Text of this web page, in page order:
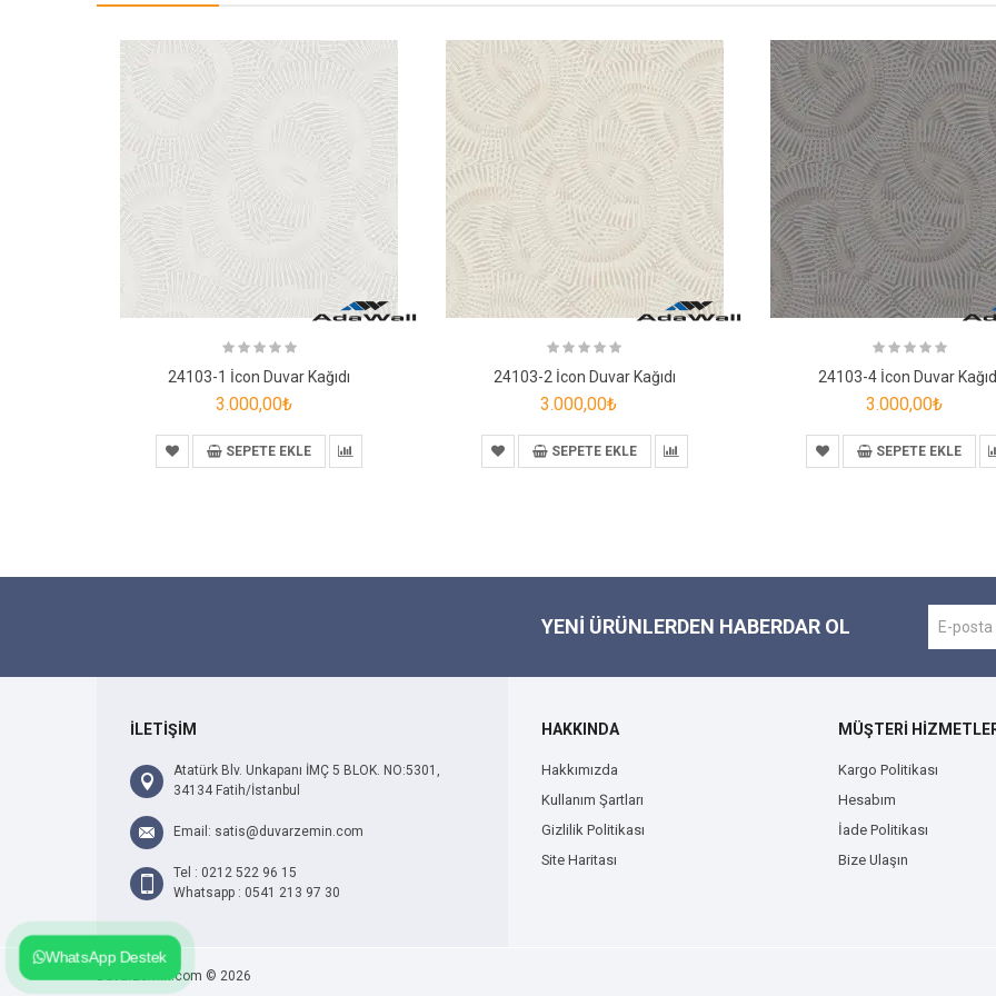
24103-1 İcon Duvar Kağıdı
3.000,00₺
SEPETE EKLE
24103-2 İcon Duvar Kağıdı
3.000,00₺
SEPETE EKLE
24103-4 İcon Duvar
3.000,00₺
SEPETE EKLE
YENI ÜRÜNLERDEN HABERDAR OL
İLETİŞİM
Atatürk Blv. Unkapanı İMÇ 5 BLOK. NO:5301,
34134 Fatih/İstanbul
Email: satis@duvarzemin.com
Tel : 0212 522 96 15
Whatsapp : 0541 213 97 30
HAKKINDA
Hakkımızda
Kullanım Şartları
Gizlilik Politikası
Site Haritası
MÜŞTERİ
Kargo Politikası
Hesabım
İade Politikası
Bize Ulaşın
Duvarzemin.com © 2026
WhatsApp Destek